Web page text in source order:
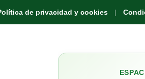
de privacidad y cookies